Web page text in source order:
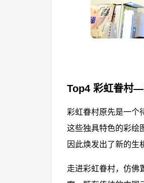
Top4 彩虹眷村
彩虹眷村原先是一个
这些独具特色的彩绘
因此焕发出了新的生
走进彩虹眷村，仿佛